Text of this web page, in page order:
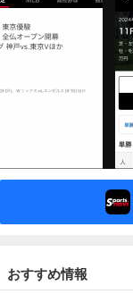
おすすめ情報